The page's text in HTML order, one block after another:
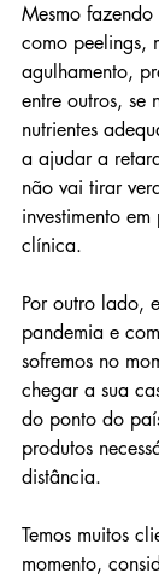
Mesmo fazendo
como peelings,
agulhamento,
entre outros, se
nutrientes
a ajudar a
não vai tirar
investimento
clínica.
Por outro lado,
pandemia e
sofremos no
chegar a sua
do ponto do
produtos
distância.
Temos muitos
momento,